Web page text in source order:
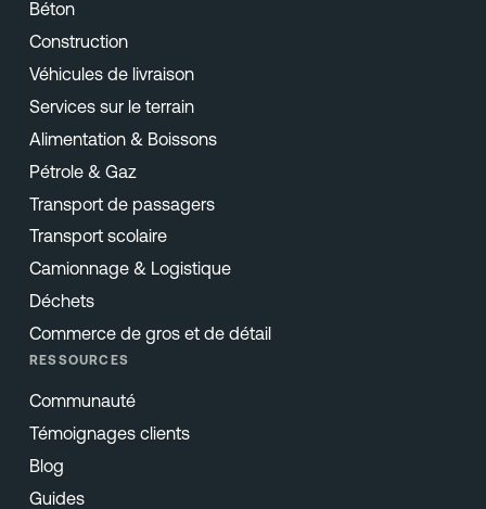
Béton
Construction
Véhicules de livraison
Services sur le terrain
Alimentation & Boissons
Pétrole & Gaz
Transport de passagers
Transport scolaire
Camionnage & Logistique
Déchets
Commerce de gros et de détail
RESSOURCES
Communauté
Témoignages clients
Blog
Guides